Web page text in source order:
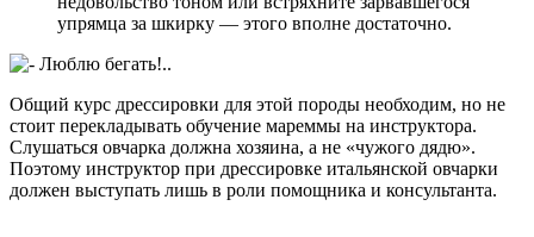
упрямца за шкирку — этого вполне достаточно.
Общий курс дрессировки для этой породы необходим, но не
стоит перекладывать обучение мареммы на инструктора.
Слушаться овчарка должна хозяина, а не «чужого дядю».
Поэтому инструктор при дрессировке итальянской овчарки
должен выступать лишь в роли помощника и консультанта.